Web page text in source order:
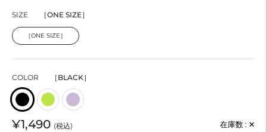
COLOR ［BLACK］
SIZE ［ONE SIZE］
［ONE SIZE］
¥1,490 (税込) 在庫数 : ✕